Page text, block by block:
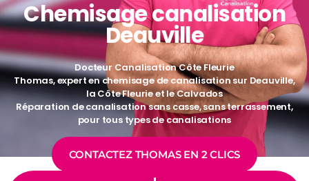
Chemisage canalisation
Deauville
Docteur Canalisation Côte Fleurie
Thomas, expert en chemisage de canalisation sur Deauville,
la Côte Fleurie et le Calvados
Réparation de canalisation sans casse, sans terrassement,
pour tous types de canalisations
CONTACTEZ THOMAS EN 2 CLICS